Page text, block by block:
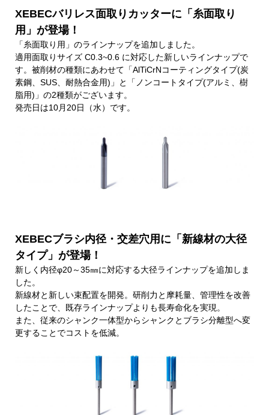
XEBECバリレス面取りカッターに「糸面取り
用」が登場！
「糸面取り用」のラインナップを追加しました。
適用面取りサイズ C0.3~0.6 に対応した新しいラインナップで
す。被削材の種類にあわせて「AlTiCrNコーティングタイプ(炭
素鋼、SUS、耐熱合金用)」と「ノンコートタイプ(アルミ、樹
脂用)」の2種類がございます。
発売日は10月20日（水）です。
XEBECブラシ内径・交差穴用に「新線材の大径
タイプ」が登場！
新しく内径φ20～35㎜に対応する大径ラインナップを追加しま
した。
新線材と新しい束配置を開発。研削力と摩耗量、管理性を改善
したことで、既存ラインナップよりも長寿命化を実現。
また、従来のシャンク一体型からシャンクとブラシ分離型へ変
更することでコストを低減。